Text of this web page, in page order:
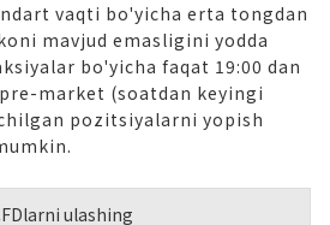
vaqti bo'yicha erta tongdan
mavjud emasligini yodda
bo'yicha faqat 19:00 dan
market (soatdan keyingi
pozitsiyalarni yopish
ulashing